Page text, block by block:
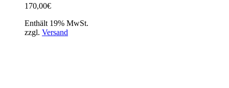
170,00€
Enthält 19% MwSt.
zzgl. Versand